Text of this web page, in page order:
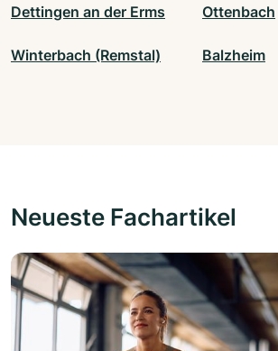
Dettingen an der Erms Ottenbach
Winterbach (Remstal) Balzheim
Neueste Fachartikel